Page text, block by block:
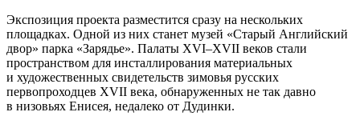
Экспозиция проекта разместится сразу на нескольких
площадках. Одной из них станет музей «‎Старый Английский
двор» парка «‎Зарядье». Палаты XVI–XVII веков стали
пространством для инсталлирования материальных
и художественных свидетельств зимовья русских
первопроходцев XVII века, обнаруженных не так давно
в низовьях Енисея, недалеко от Дудинки.